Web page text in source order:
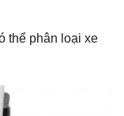
thể phân loại xe